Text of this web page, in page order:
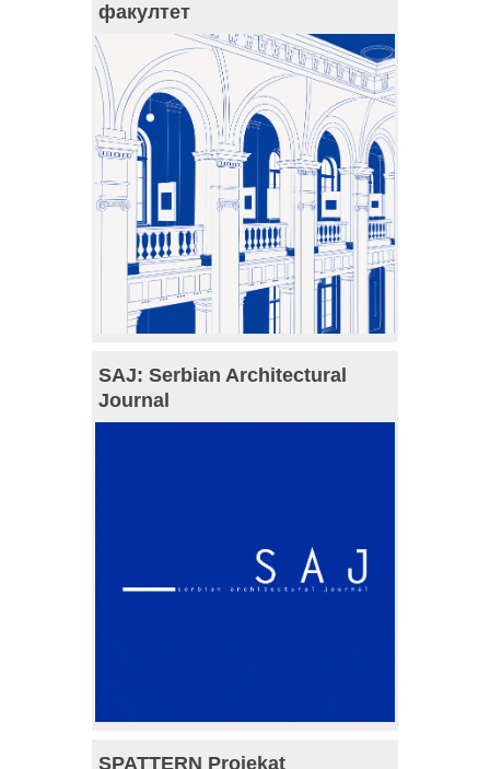
факултет
SAJ: Serbian Architectural
Journal
SPATTERN Projekat